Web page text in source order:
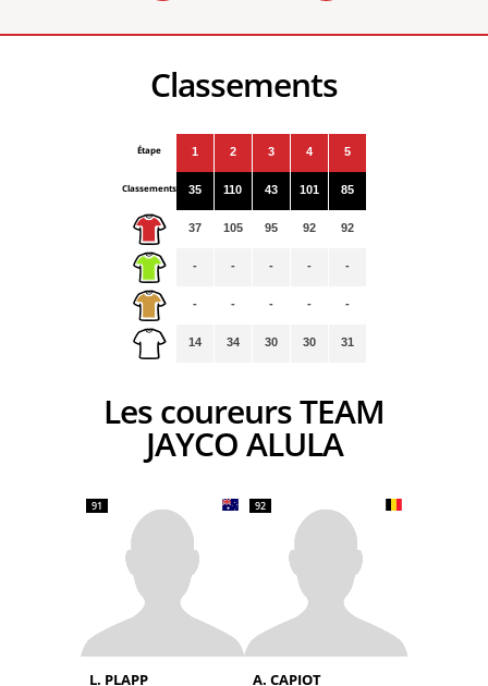
Classements
Étape
Classements
1
35
37
-
-
14
2
110
105
-
-
34
3
43
95
-
-
30
4
101
92
-
-
30
5
85
92
-
-
31
Les coureurs TEAM
JAYCO ALULA
91
L. PLAPP
92
A. CAPIOT